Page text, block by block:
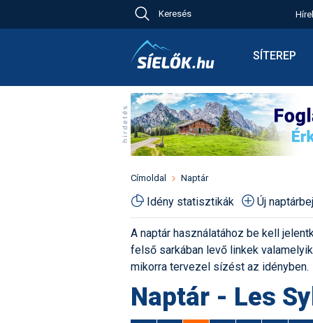
Keresés
SÍTEREP
Síbérletárak
Toplista
Havazás
Fotók
Címoldal Naptár
Idény statisztikák Új
A naptár használatához be kell
felső sarkában levő linkek
mikorra tervezel sízést az idényben.
Naptár - Les